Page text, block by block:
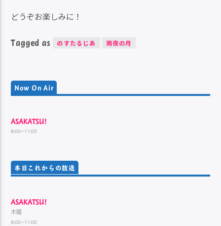
どうぞお楽しみに！
Tagged as のすたるじあ 雨夜の月
Now On Air
ASAKATSU!
8:00~11:00
本日これからの放送
ASAKATSU!
木曜
8:00~11:00